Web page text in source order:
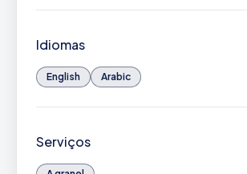
Idiomas
English Arabic
Serviços